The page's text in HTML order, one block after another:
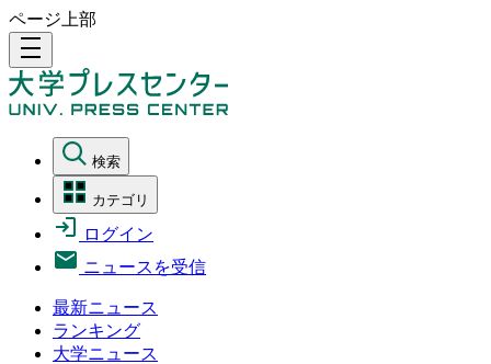
ページ上部
density_medium
検索
カテゴリ
ログイン
ニュースを受信
最新ニュース
ランキング
大学ニュース